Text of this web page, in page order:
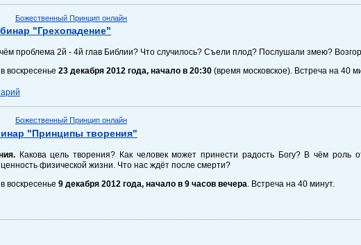
Божественный Принцип онлайн
"Грехопадение"
проблема 2й - 4й глав Библии? Что случилось? Съели плод? Послушали змею?
воскресенье 23 декабря 2012 года, начало в 20:30 (время московское). Встреча на 40
Божественный Принцип онлайн
"Принципы творения"
Какова цель творения? Как человек может принести радость Богу? В чём роль
физической жизни. Что нас ждёт после смерти?
воскресенье 9 декабря 2012 года, начало в 9 часов вечера. Встреча на 40 минут.